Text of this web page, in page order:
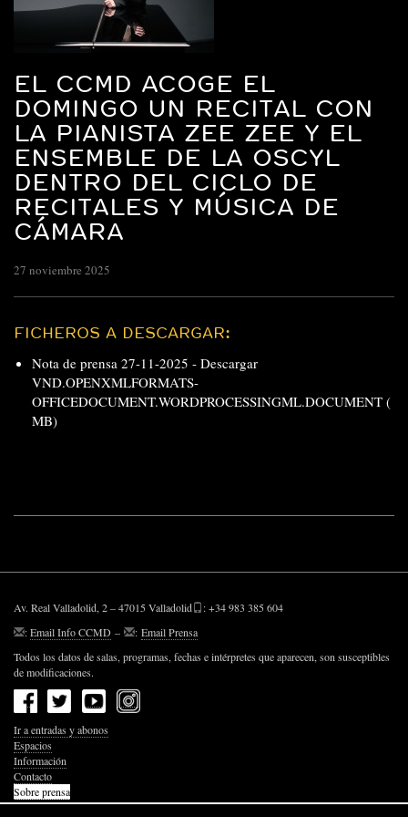
EL CCMD ACOGE EL
DOMINGO UN RECITAL CON
LA PIANISTA ZEE ZEE Y EL
ENSEMBLE DE LA OSCYL
DENTRO DEL CICLO DE
RECITALES Y MÚSICA DE
CÁMARA
27 noviembre 2025
FICHEROS A DESCARGAR:
Nota de prensa 27-11-2025 - Descargar
VND.OPENXMLFORMATS-
OFFICEDOCUMENT.WORDPROCESSINGML.DOCUMENT (
MB)
Av. Real Valladolid, 2 – 47015 Valladolid
: +34 983 385 604
:Email Info CCMD – : Email Prensa
Todos los datos de salas, programas, fechas e intérpretes que aparecen, son susceptibles
de modificaciones.
Ir a entradas y abonos
Espacios
Información
Contacto
Sobre prensa
Política de Privacidad